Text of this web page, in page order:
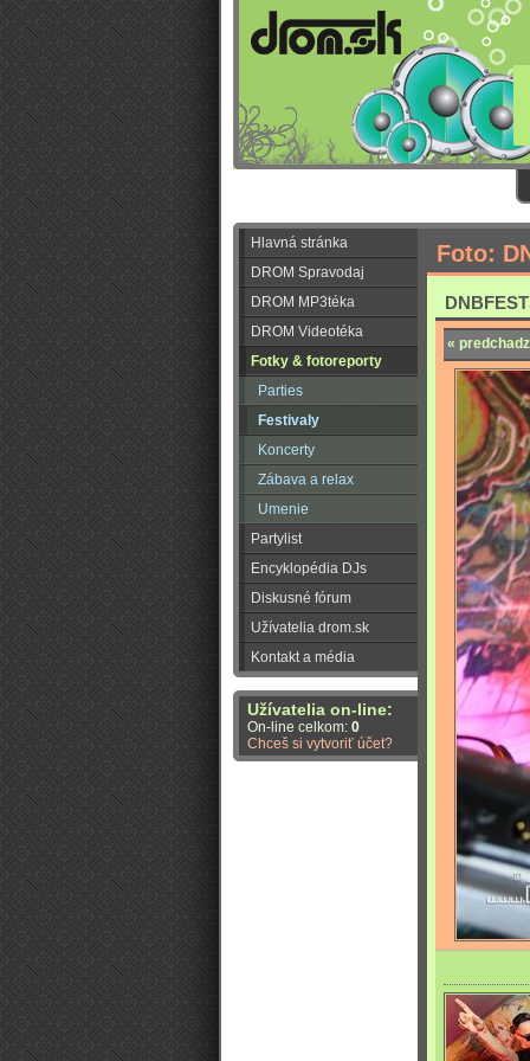
Hlavná stránka
DROM Spravodaj
DROM MP3téka
DROM Videotéka
Fotky & fotoreporty
Parties
Festivaly
Koncerty
Zábava a relax
Umenie
Partylist
Encyklopédia DJs
Diskusné fórum
Užívatelia drom.sk
Kontakt a média
Užívatelia on-line:
On-line celkom: 0
Chceš si vytvoriť účet?
Foto:
«